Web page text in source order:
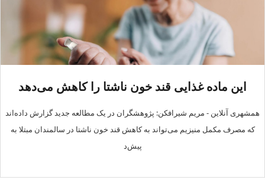
این ماده غذایی قند خون ناشتا را کاهش می‌دهد
همشهری آنلاین - مریم شیرافکن: پژوهشگران در یک مطالعه جدید گزارش داده‌اند
که مصرف مکمل منیزیم می‌تواند به کاهش قند خون ناشتا در سالمندان مبتلا به
پیش‌د